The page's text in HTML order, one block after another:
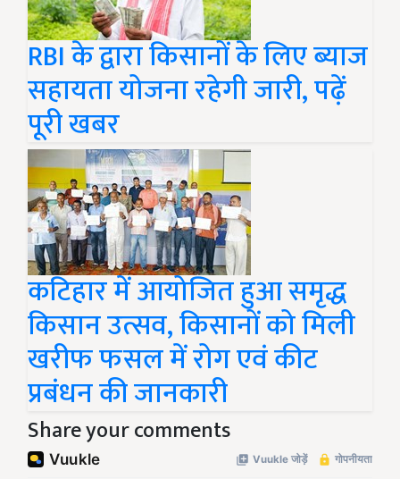
RBI के द्वारा किसानों के लिए ब्याज
सहायता योजना रहेगी जारी, पढ़ें
पूरी खबर
कटिहार में आयोजित हुआ समृद्ध
किसान उत्सव, किसानों को मिली
खरीफ फसल में रोग एवं कीट
प्रबंधन की जानकारी
Share your comments